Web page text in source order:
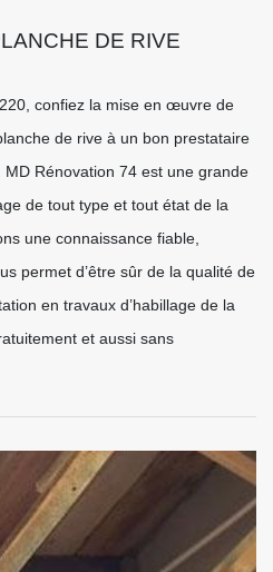
DE RIVE
confiez la mise en œuvre de
de rive à un bon prestataire
Rénovation 74 est une grande
de tout type et tout état de la
une connaissance fiable,
permet d’être sûr de la qualité de
en travaux d’habillage de la
et aussi sans